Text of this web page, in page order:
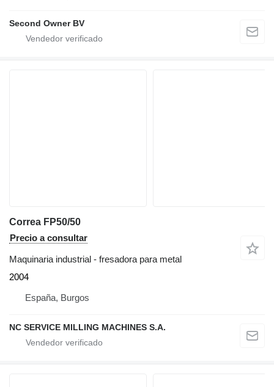
Second Owner BV
Correa FP50/50
Precio a consultar
Maquinaria industrial - fresadora para metal
2004
España, Burgos
NC SERVICE MILLING MACHINES S.A.